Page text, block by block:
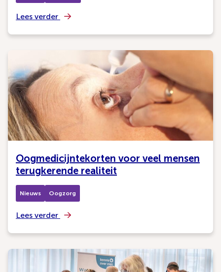
Lees verder
Oogmedicijntekorten voor veel mensen
terugkerende realiteit
Nieuws Oogzorg
Lees verder